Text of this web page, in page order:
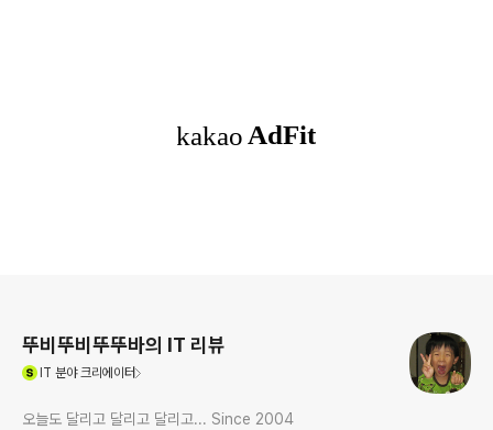
뚜비뚜비뚜뚜바의 IT 리뷰
IT 분야 크리에이터
오늘도 달리고 달리고 달리고... Since 2004